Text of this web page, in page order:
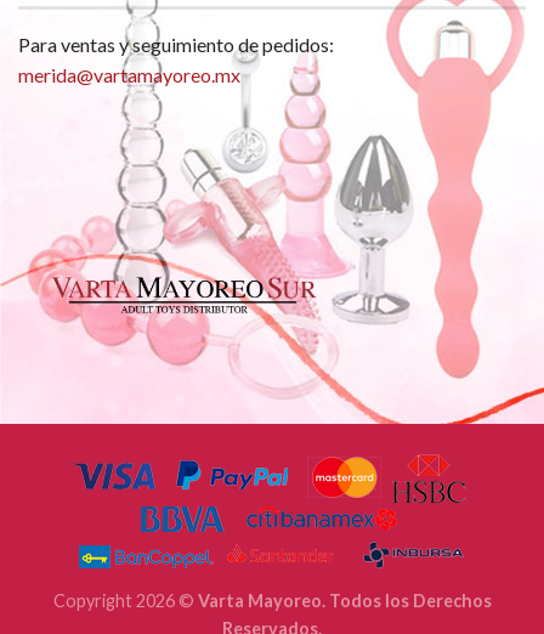
Para ventas y seguimiento de pedidos:
merida@vartamayoreo.mx
Copyright 2026 © Varta Mayoreo. Todos los Derechos
Reservados.